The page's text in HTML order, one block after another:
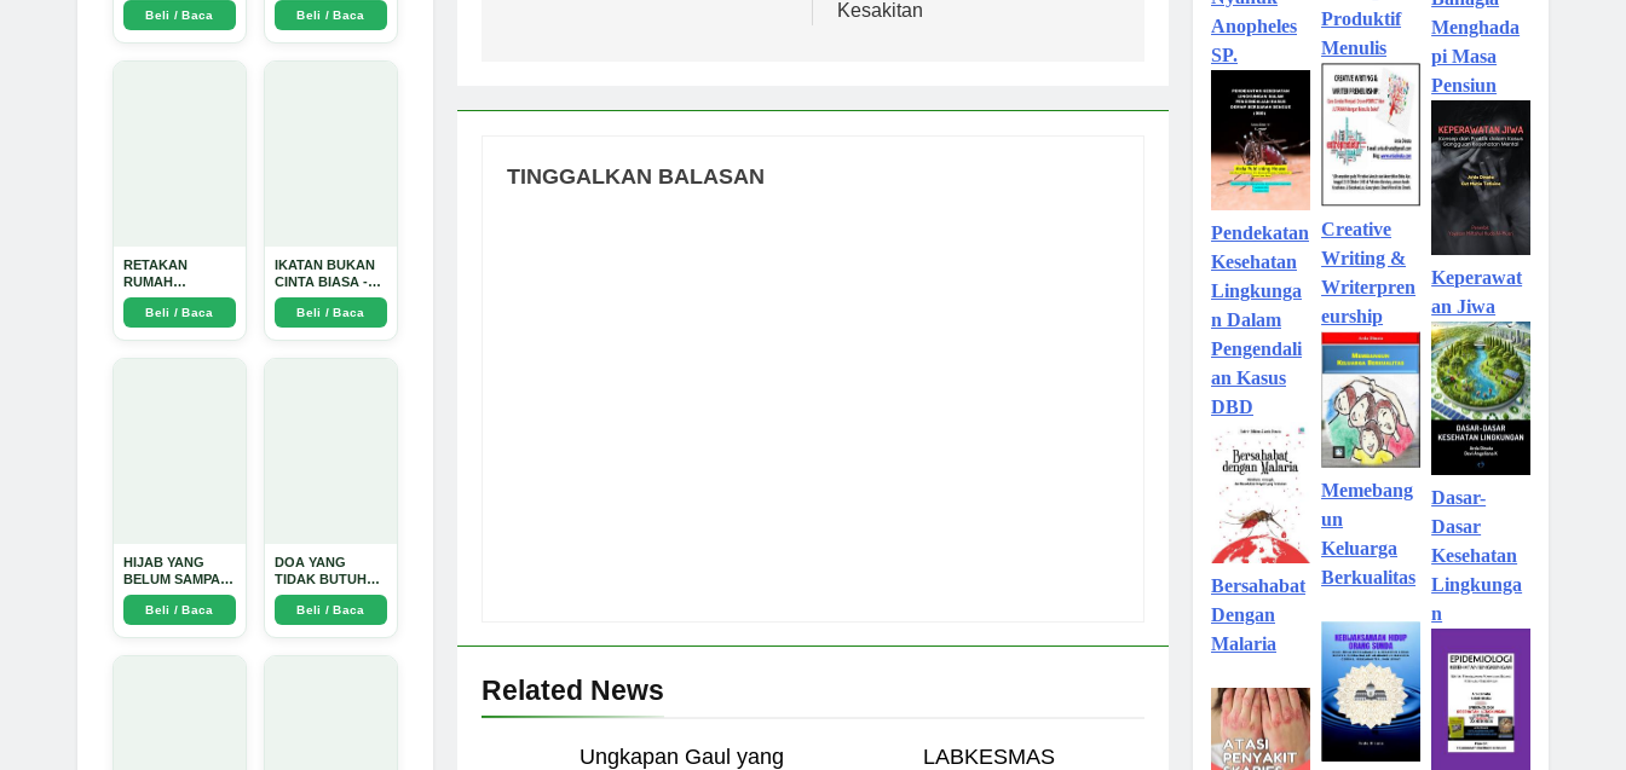
TIDAK SUCI -
Beli / Baca Beli / Baca
RETAKAN
RUMAH
TANGGA:
Sebuah
Perjalanan
Beli / Baca
IKATAN BUKAN
CINTA BIASA -
Arda Dinata
Beli / Baca
HIJAB YANG
BELUM SAMPAI
KE HATI: Ketika
Cinta Seorang
Ustadz Menjadi
Beli / Baca
DOA YANG
TIDAK BUTUH
SINYAL: Kisah
Tiga Jiwa yang
Tersesat di Era AI
Beli / Baca
Kesakitan
TINGGALKAN BALASAN
Related News
Ungkapan Gaul yang
LABKESMAS
Anopheles
SP.
Pendekatan
Kesehatan
Lingkunga
n Dalam
Pengendali
an Kasus
DBD
Bersahabat
Dengan
Malaria
Produktif
Menulis
Creative
Writing &
Writerpren
eurship
Memebang
un
Keluarga
Berkualitas
Menghada
pi Masa
Pensiun
Keperawat
an Jiwa
Dasar-
Dasar
Kesehatan
Lingkunga
n